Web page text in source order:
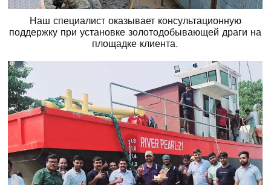
Наш специалист оказывает консультационную
поддержку при установке золотодобывающей драги на
площадке клиента.